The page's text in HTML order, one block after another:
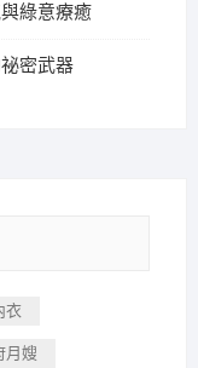
綠意療癒
密武器
衣
月嫂